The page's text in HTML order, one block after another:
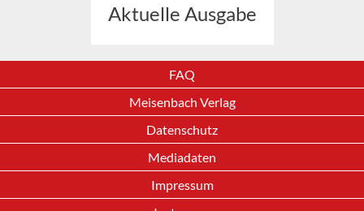
Aktuelle Ausgabe
FAQ
Meisenbach Verlag
Datenschutz
Mediadaten
Impressum